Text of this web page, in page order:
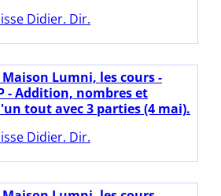
Didier. Dir.
Maison Lumni, les cours -
- Addition, nombres et
tout avec 3 parties (4 mai).
Didier. Dir.